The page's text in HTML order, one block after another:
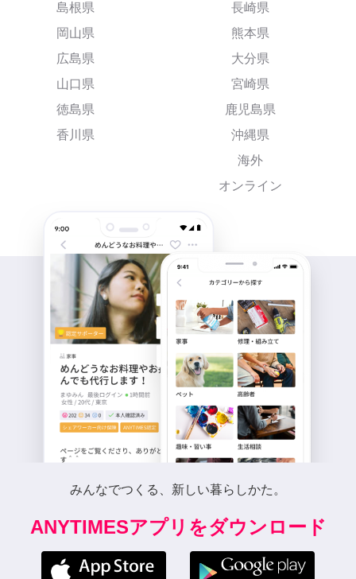
島根県
岡山県
広島県
山口県
徳島県
香川県
長崎県
熊本県
大分県
宮崎県
鹿児島県
沖縄県
海外
オンライン
みんなでつくる、新しい暮らしかた。
ANYTIMESアプリをダウンロード